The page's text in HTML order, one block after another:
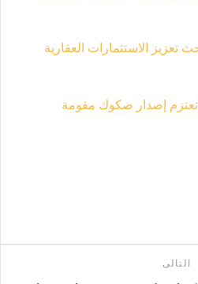
تعزيز الاستثمارات العقارية
تعتزم إصدار صكوك مقومة
التالى